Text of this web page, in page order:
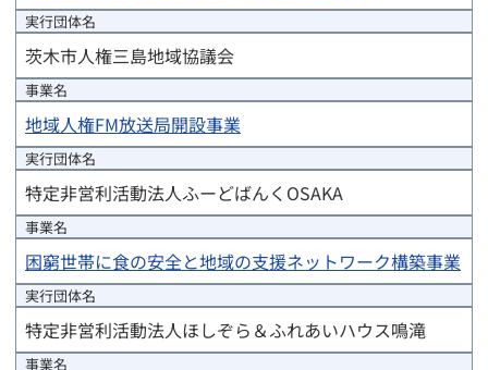
実行団体名
茨木市人権三島地域協議会
事業名
地域人権FM放送局開設事業
実行団体名
特定非営利活動法人ふーどばんくOSAKA
事業名
困窮世帯に食の安全と地域の支援ネットワーク構築事業
実行団体名
特定非営利活動法人ほしぞら＆ふれあいハウス鳴滝
事業名